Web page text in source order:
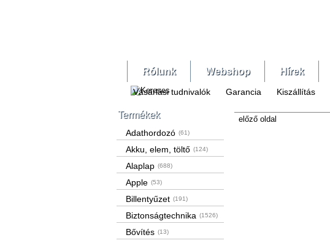
Rólunk Webshop Hírek
Vásárlási tudnivalók Garancia Kiszállítás
Termékek
Adathordozó (61)
Akku, elem, töltő (124)
Alaplap (688)
Apple (53)
Billentyűzet (191)
Biztonságtechnika (1526)
Bővítés (13)
előző oldal